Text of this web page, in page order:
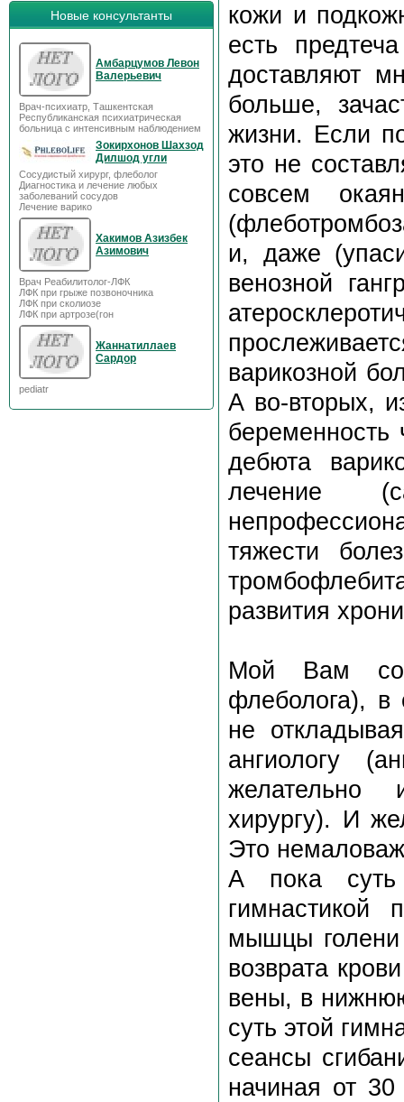
Новые консультанты
Амбарцумов Левон
Валерьевич
Врач-психиатр, Ташкентская
Республиканская психиатрическая
больница с интенсивным наблюдением
Зокирхонов Шахзод
Дилшод угли
Сосудистый хирург, флеболог
Диагностика и лечение любых
заболеваний сосудов
Лечение варико
Хакимов Азизбек
Азимович
Врач Реабилитолог-ЛФК
ЛФК при грыже позвоночника
ЛФК при сколиозе
ЛФК при артрозе(гон
Жаннатиллаев
Сардор
pediatr
кожи и
есть
доставляют
больше,
жизни. Если
это не
совсем
и, даже
венозной
варикозной
А во-вторых,
беременность
дебюта
лечение
тяжести
развития
Мой Вам
флеболога), в
не
ангиологу
желательно
хирургу). И
Это
А пока
мышцы голени
возврата
вены, в
суть этой
сеансы
начиная от